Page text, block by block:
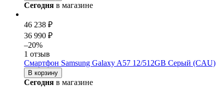
Сегодня в магазине
46 238 ₽
36 990 ₽
–20%
1 отзыв
Смартфон Samsung Galaxy A57 12/512GB Серый (CAU)
В корзину
Сегодня в магазине